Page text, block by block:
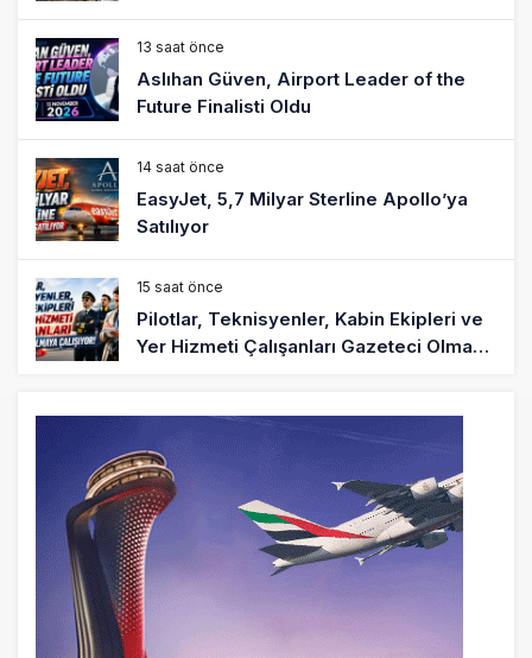
13 saat önce
Aslıhan Güven, Airport Leader of the
Future Finalisti Oldu
14 saat önce
EasyJet, 5,7 Milyar Sterline Apollo’ya
Satılıyor
15 saat önce
Pilotlar, Teknisyenler, Kabin Ekipleri ve
Yer Hizmeti Çalışanları Gazeteci Olmaya
BookingAgora’dan Dubai’ye iki FAM Trip
19 saat önce
AJet Uçuşlarıyla Rus Turist İçin Yeni
Türkiye Rotası
20 saat önce